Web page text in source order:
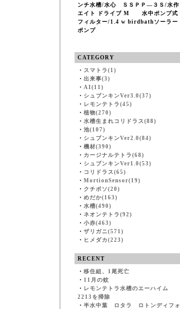
ンチ水槽/水心 ＳＳＰＰ―３Ｓ/水作
エイト ドライブ M 水中ポンプ式
フィルター/1.4 w birdbathソーラー
ポンプ
CATEGORY
・ スマトラ(1)
・ 出来事(3)
・ AI(11)
・ シュブンキンVer3.0(37)
・ レモンテトラ(45)
・ 植物(270)
・ 水槽生まれコリドラス(88)
・ 池(107)
・ シュブンキンVer2.0(84)
・ 機材(390)
・ カージナルテトラ(68)
・ シュブンキンVer1.0(53)
・ コリドラス(65)
・ MortionSensor(19)
・ クチボソ(20)
・ めだか(163)
・ 水槽(490)
・ ネオンテトラ(92)
・ 小赤(463)
・ ザリガニ(571)
・ ヒメダカ(223)
RECENT
・ 移住組、1尾死亡
・ 11月の蚊
・ レモンテトラ水槽のエーハイム
2213を掃除
・ 半水中葉 ロタラ ロトンディフォ